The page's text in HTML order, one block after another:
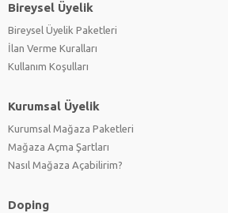
Bireysel Üyelik
Bireysel Üyelik Paketleri
İlan Verme Kuralları
Kullanım Koşulları
Kurumsal Üyelik
Kurumsal Mağaza Paketleri
Mağaza Açma Şartları
Nasıl Mağaza Açabilirim?
Doping